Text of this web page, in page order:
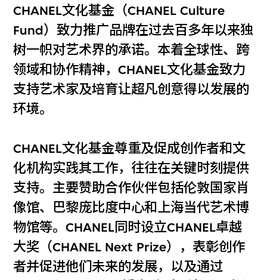
CHANEL文化基金（CHANEL Culture
Fund）致力推广品牌在过去百多年以来独
树一帜对艺术界的承诺。本着全球性、跨
领域和协作精神，CHANEL文化基金致力
支持艺术家及培育让超凡创意得以发展的
环境。
CHANEL文化基金尊重及促成创作者和文
化机构实践其工作，往往在关键时刻提供
支持。主要赞助合作伙伴包括伦敦国家肖
像馆、巴黎庞比度中心和上海当代艺术博
物馆等。CHANEL同时设立CHANEL卓越
大奖（CHANEL Next Prize），表彰创作
者并促进他们未来的发展，以及通过